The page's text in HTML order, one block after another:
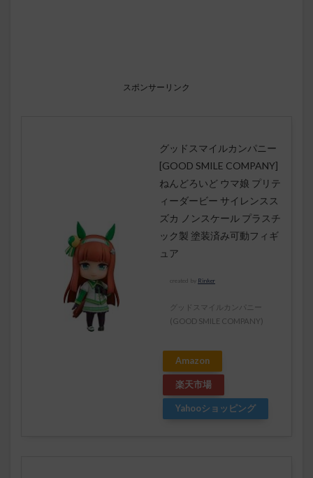
スポンサーリンク
グッドスマイルカンパニー
[GOOD SMILE COMPANY]
ねんどろいど ウマ娘 プリテ
ィーダービー サイレンスス
ズカ ノンスケール プラスチ
ック製 塗装済み可動フィギ
ュア
created by Rinker
グッドスマイルカンパニー
(GOOD SMILE COMPANY)
Amazon
楽天市場
Yahooショッピング